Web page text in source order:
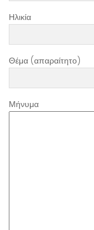
Ηλικία
Θέμα (απαραίτητο)
Μήνυμα